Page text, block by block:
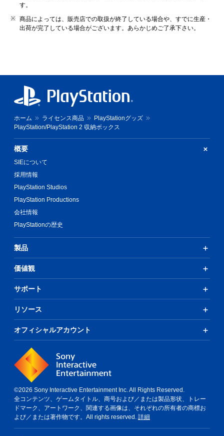
す。
商品によっては、販売店での取扱が終了している場合や、すでに生産・
出荷が完了している場合がございます。あらかじめご了承下さい。
ホーム ライセンス商品
PlayStationグッズ
PlayStation/PlayStation 2 収納ボックス
概要
SIEについて
採用情報
PlayStation Studios
PlayStation Productions
会社情報
PlayStationの歴史
製品
価値観
サポート
リソース
オフィシャルアカウント
©2026 Sony Interactive Entertainment Inc. All Rights Reserved.
全コンテンツ、ゲームタイトル、商号および／または製品形状、トレー
ドマーク、アートワーク、関連する画像は、それぞれの所有者の商標お
よび／または著作物です。All rights reserved. 詳細